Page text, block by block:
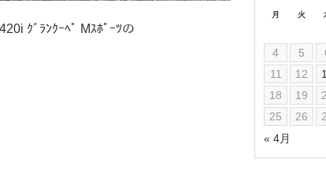
ｸﾞﾗﾝｸｰﾍﾟ Mｽﾎﾟｰﾂの
月 火
« 4月
4
5
11
12
18
19
25
26